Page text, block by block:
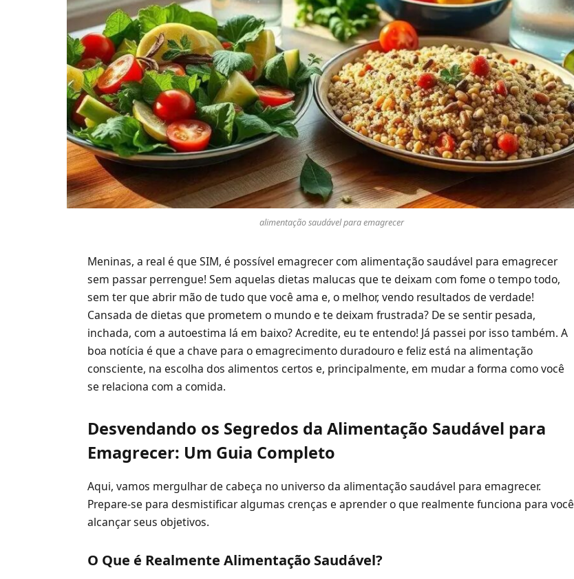
alimentação saudável para emagrecer
Meninas, a real é que SIM, é possível emagrecer com alimentação saudável para emagrecer
sem passar perrengue! Sem aquelas dietas malucas que te deixam com fome o tempo todo,
sem ter que abrir mão de tudo que você ama e, o melhor, vendo resultados de verdade!
Cansada de dietas que prometem o mundo e te deixam frustrada? De se sentir pesada,
inchada, com a autoestima lá em baixo? Acredite, eu te entendo! Já passei por isso também. A
boa notícia é que a chave para o emagrecimento duradouro e feliz está na alimentação
consciente, na escolha dos alimentos certos e, principalmente, em mudar a forma como você
se relaciona com a comida.
Desvendando os Segredos da Alimentação Saudável para
Emagrecer: Um Guia Completo
Aqui, vamos mergulhar de cabeça no universo da alimentação saudável para emagrecer.
Prepare-se para desmistificar algumas crenças e aprender o que realmente funciona para você
alcançar seus objetivos.
O Que é Realmente Alimentação Saudável?